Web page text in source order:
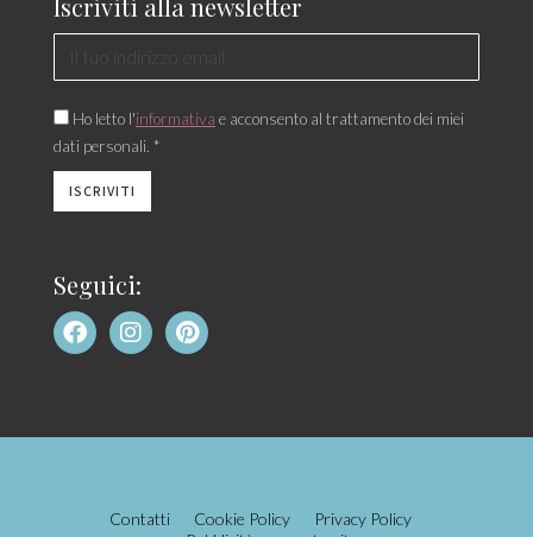
Iscriviti alla newsletter
Ho letto l'informativa e acconsento al trattamento dei miei
dati personali. *
Seguici:
Contatti Cookie Policy
Privacy Policy